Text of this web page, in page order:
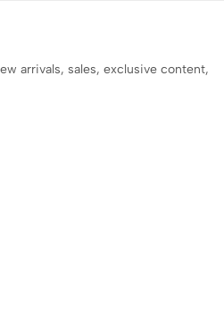
arrivals, sales, exclusive content,